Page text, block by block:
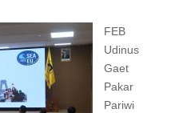
FEB
Udinus
Gaet
Pakar
Pariwi